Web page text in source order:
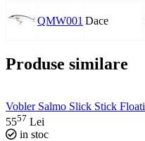
QMW001 Dace
Produse similare
Vobler Salmo Slick Stick
5557 Lei
in stoc